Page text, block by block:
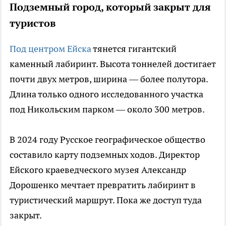
Подземный город, который закрыт для
туристов
Под центром Ейскатянется гигантский
каменный лабиринт. Высота тоннелей достигает
почти двух метров, ширина — более полутора.
Длина только одного исследованного участка
под Никольским парком — около 300 метров.
В 2024 году Русское географическое общество
составило карту подземных ходов. Директор
Ейского краеведческого музея Александр
Дорошенко мечтает превратить лабиринт в
туристический маршрут. Пока же доступ туда
закрыт.